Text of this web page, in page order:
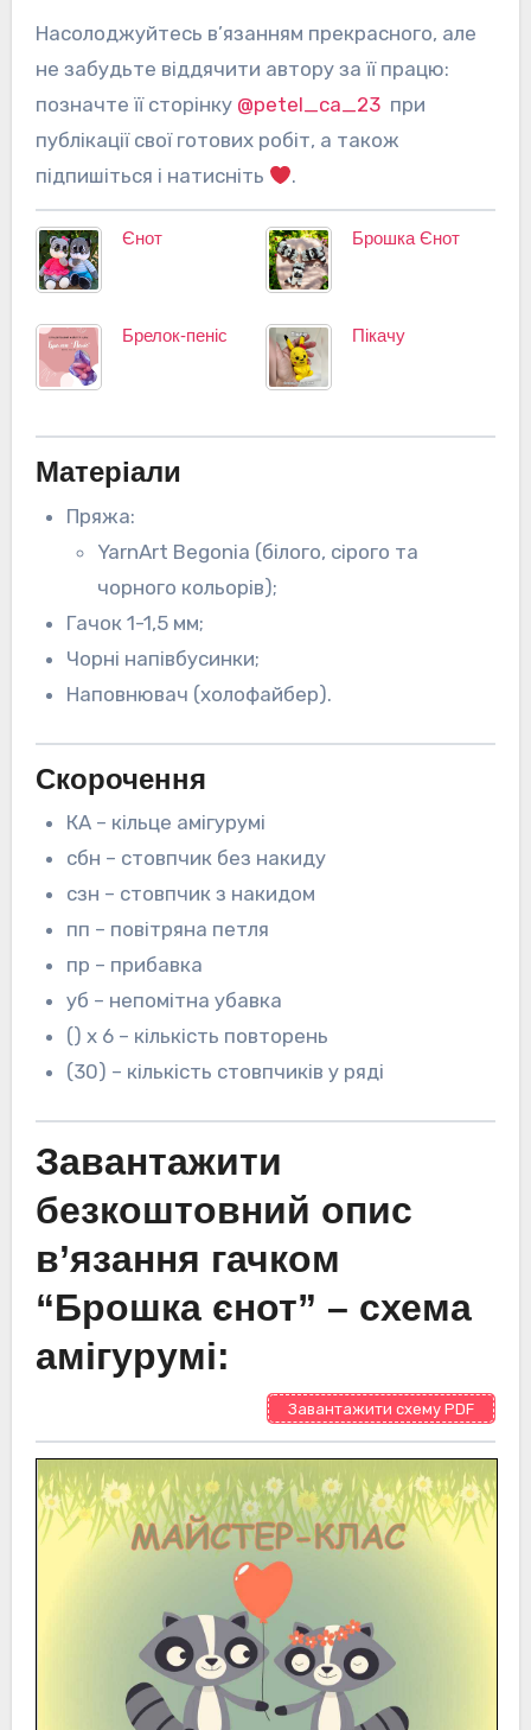
Насолоджуйтесь в’язанням прекрасного, але
не забудьте віддячити автору за її працю:
позначте її сторінку @petel_ca_23при
публікації свої готових робіт, а також
підпишіться і натисніть
.
Єнот Брошка Єнот
Брелок-пеніс Пікачу
Матеріали
Пряжа:
YarnArt Begonia (білого, сірого та
чорного кольорів);
Гачок 1-1,5 мм;
Чорні напівбусинки;
Наповнювач (холофайбер).
Скорочення
КА – кільце амігурумі
сбн – стовпчик без накиду
сзн – стовпчик з накидом
пп – повітряна петля
пр – прибавка
уб – непомітна убавка
() х 6 – кількість повторень
(30) – кількість стовпчиків у ряді
Завантажити
безкоштовний опис
в’язання гачком
“Брошка єнот” – схема
амігурумі:
Завантажити схему PDF